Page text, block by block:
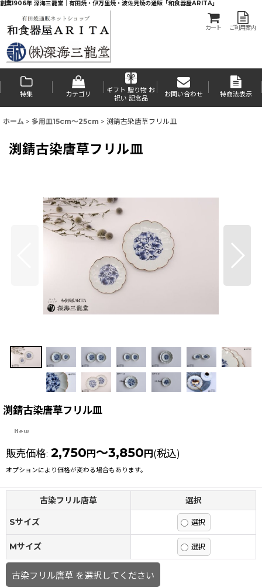
創業1906年 深海三龍堂｜有田焼・伊万里焼・波佐見焼の通販「和食器屋ARITA」
カート ご利用案内
特集 カテゴリ
ギフト 贈り物 お
祝い 記念品
お問い合わせ 特商法表示
ホーム > 多用皿15cm〜25cm > 渕錆古染唐草フリル皿
渕錆古染唐草フリル皿
渕錆古染唐草フリル皿
販売価格: 2,750円～3,850円(税込)
オプションにより価格が変わる場合もあります。
古染フリル唐草 選択
Sサイズ
Mサイズ
古染フリル唐草 を選択してください